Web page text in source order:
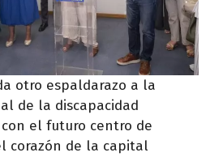
otro espaldarazo a la
de la discapacidad
el futuro centro de
corazón de la capital